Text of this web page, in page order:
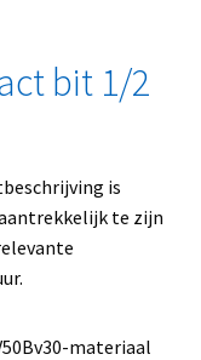
bit 1/2
is
te zijn
materiaal